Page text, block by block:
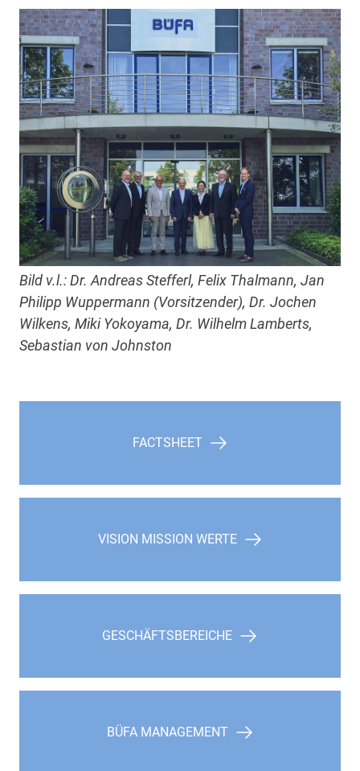
Bild v.l.: Dr. Andreas Stefferl, Felix Thalmann, Jan
Philipp Wuppermann (Vorsitzender), Dr. Jochen
Wilkens, Miki Yokoyama, Dr. Wilhelm Lamberts,
Sebastian von Johnston
FACTSHEET
VISION MISSION WERTE
GESCHÄFTSBEREICHE
BÜFA MANAGEMENT